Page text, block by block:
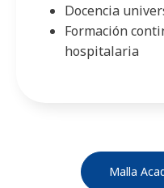
Docencia
Formación
hospitalaria
Malla